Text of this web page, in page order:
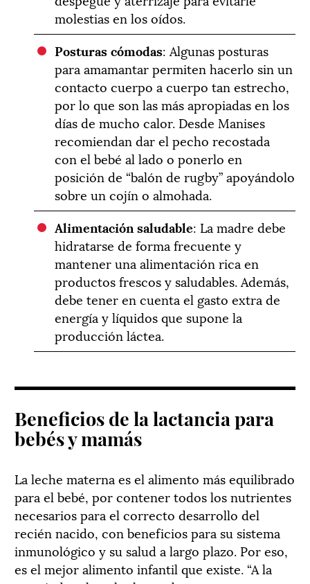
molestias en los oídos.
Posturas cómodas: Algunas posturas
para amamantar permiten hacerlo sin un
contacto cuerpo a cuerpo tan estrecho,
por lo que son las más apropiadas en los
días de mucho calor. Desde Manises
recomiendan dar el pecho recostada
con el bebé al lado o ponerlo en
posición de “balón de rugby” apoyándolo
sobre un cojín o almohada.
Alimentación saludable: La madre debe
hidratarse de forma frecuente y
mantener una alimentación rica en
productos frescos y saludables. Además,
debe tener en cuenta el gasto extra de
energía y líquidos que supone la
producción láctea.
Beneficios de la lactancia para
bebés y mamás
La leche materna es el alimento más equilibrado
para el bebé, por contener todos los nutrientes
necesarios para el correcto desarrollo del
recién nacido, con beneficios para su sistema
inmunológico y su salud a largo plazo. Por eso,
es el mejor alimento infantil que existe. “A la